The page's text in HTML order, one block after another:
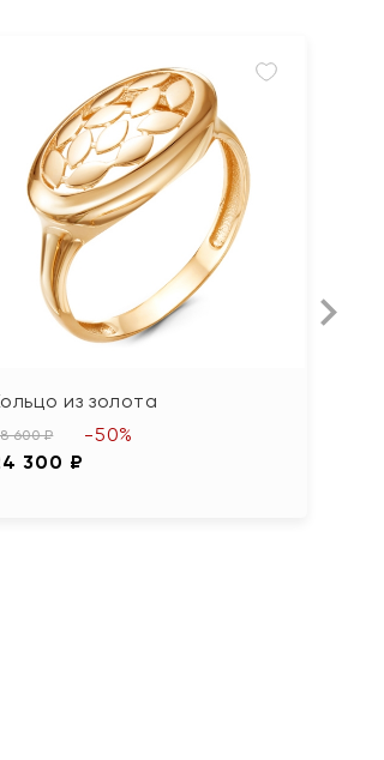
из золота
600 ₽
300 ₽
-50%